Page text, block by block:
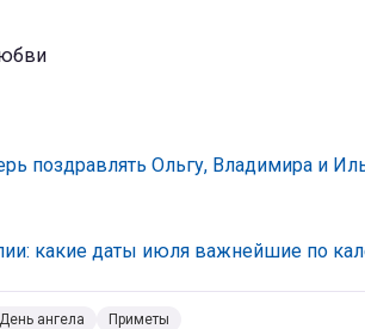
поздравлять Ольгу, Владимира и
какие даты июля важнейшие по
День ангела Приметы